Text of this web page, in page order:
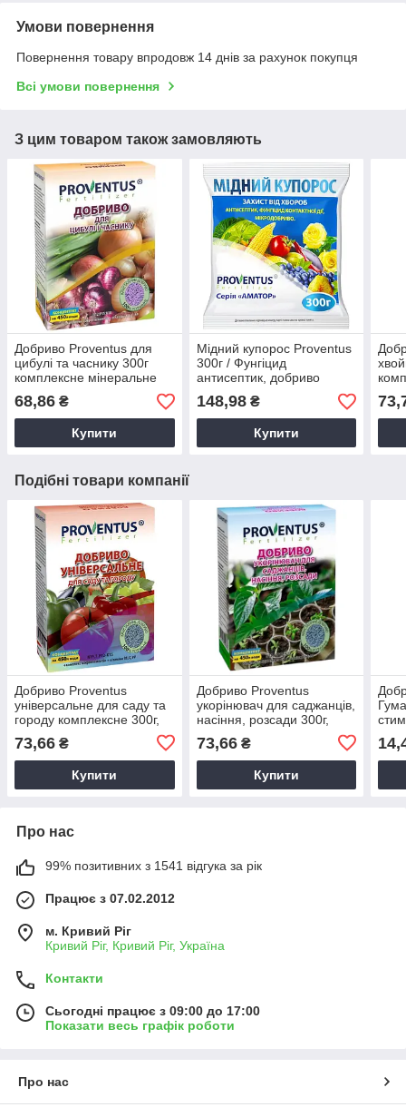
Умови повернення
Повернення товару впродовж 14 днів за рахунок покупця
Всі умови повернення
З цим товаром також замовляють
Добриво Proventus для
цибулі та часнику 300г
комплексне мінеральне
концентроване
68,86 ₴
Купити
Мідний купорос Proventus
300г / Фунгіцид
антисептик, добриво
контактної дії
148,98₴
Купити
Подібні товари компанії
Добриво Proventus
універсальне для саду та
городу комплексне 300г,
73,66 ₴
Купити
Добриво Proventus
укорінювач для саджанців,
насіння, розсади 300г,
коренеутворення
73,66₴
Купити
Про нас
99% позитивних з 1541 відгука за рік
Працює з 07.02.2012
м. Кривий Ріг
Кривий Ріг, Кривий Ріг, Україна
Контакти
Сьогодні працює з 09:00 до 17:00
Показати весь графік роботи
Про нас